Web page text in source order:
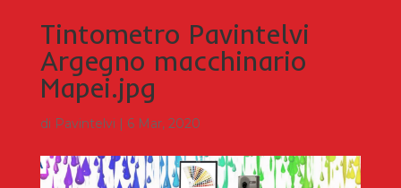
Tintometro Pavintelvi
Argegno macchinario
Mapei.jpg
di Pavintelvi | 6 Mar, 2020